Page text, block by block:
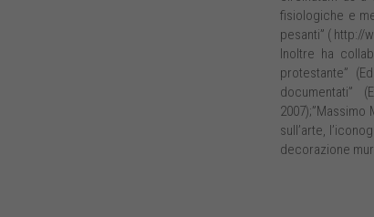
fisiologiche e
pesanti” ( http://
Inoltre ha
protestante”
documentati”
2007);”Massimo
sull’arte,
decorazione